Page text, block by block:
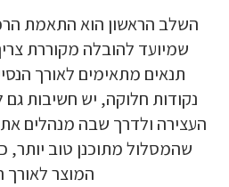
השלב הראשון הוא התאמת
שמיועד להובלה מקוררת
תנאים מתאימים לאורך
נקודות חלוקה, יש חשיבות
העצירה ולדרך שבה מנהלים
שהמסלול מתוכנן טוב יותר,
המוצר לאורך